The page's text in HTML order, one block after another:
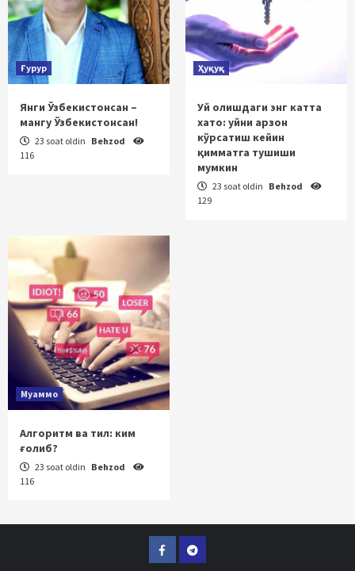
Ғурур
Янги Ўзбекистонсан –
мангу Ўзбекистонсан!
23 soat oldin Behzod
116
Ҳуқуқ
Уй олишдаги энг катта
хато: уйни арзон
кўрсатиш кейин
қимматга тушиши
мумкин
23 soat oldin Behzod
129
Муаммо
Алгоритм ва тил: ким
ғолиб?
23 soat oldin Behzod
116
FacebookTelegram